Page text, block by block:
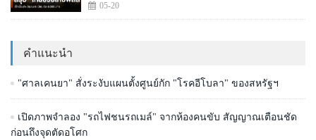
05-20
คำแนะนำ
"ศาลเคนยา" สั่งระงับแผนตั้งศูนย์กัก "โรคอีโบลา" ของสหรัฐฯ
เปิดภาพจำลอง "รถไฟชนรถเมล์" จากห้องคนขับ สัญญาณเตือนชัด
ก่อนถึงจุดตัดอโศก